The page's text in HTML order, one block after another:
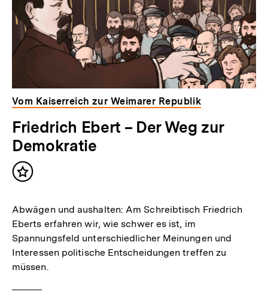
Vom Kaiserreich zur Weimarer Republik
Friedrich Ebert – Der Weg zur
Demokratie
Inhalt
Abwägen und aushalten: Am Schreibtisch Friedrich
Eberts erfahren wir, wie schwer es ist, im
Spannungsfeld unterschiedlicher Meinungen und
Interessen politische Entscheidungen treffen zu
müssen.